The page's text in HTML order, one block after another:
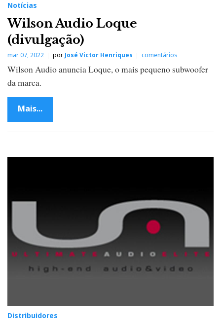
Notícias
Wilson Audio Loque
(divulgação)
mar 07, 2022 por José Victor Henriques comentários
Wilson Audio anuncia Loque, o mais pequeno subwoofer
da marca.
Mais...
Distribuidores